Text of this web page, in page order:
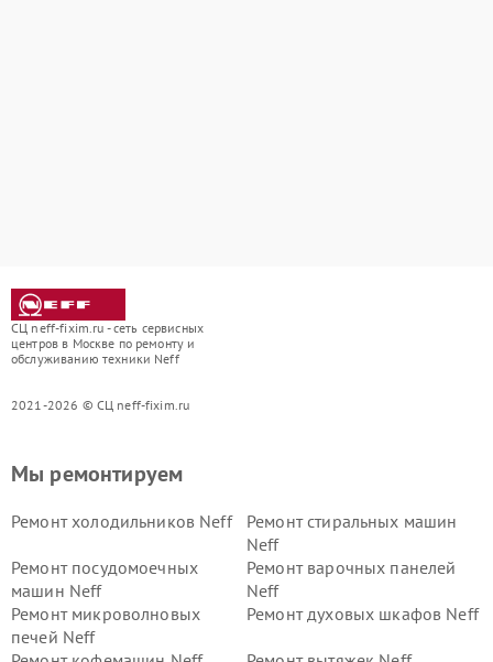
СЦ neff-fixim.ru - сеть сервисных
центров в Москве по ремонту и
обслуживанию техники Neff
2021-2026 © СЦ neff-fixim.ru
Мы ремонтируем
Ремонт холодильников Neff
Ремонт стиральных машин
Neff
Ремонт посудомоечных
машин Neff
Ремонт варочных панелей
Neff
Ремонт микроволновых
печей Neff
Ремонт духовых шкафов Neff